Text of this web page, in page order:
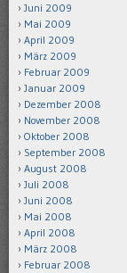
Juni 2009
Mai 2009
April 2009
März 2009
Februar 2009
Januar 2009
Dezember 2008
November 2008
Oktober 2008
September 2008
August 2008
Juli 2008
Juni 2008
Mai 2008
April 2008
März 2008
Februar 2008